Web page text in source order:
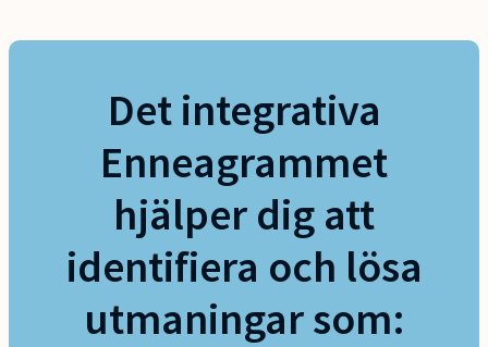
Det integrativa
Enneagrammet
hjälper dig att
identifiera och lösa
utmaningar som: